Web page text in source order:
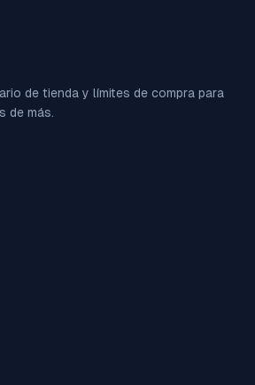
de tienda y límites de compra para
de más.